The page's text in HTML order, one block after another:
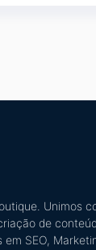
Unimos
de
em SEO,